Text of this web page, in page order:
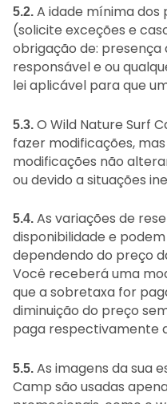
5.2. A idade mínima dos
(solicite exceções e
obrigação de: presença
responsável e ou
lei aplicável para que
5.3. O Wild Nature Surf
fazer modificações,
modificações não
ou devido a situações
5.4. As variações de
disponibilidade e
dependendo do preço
Você receberá uma
que a sobretaxa for
diminuição do preço
paga respectivamente
5.5. As imagens da sua
Camp são usadas